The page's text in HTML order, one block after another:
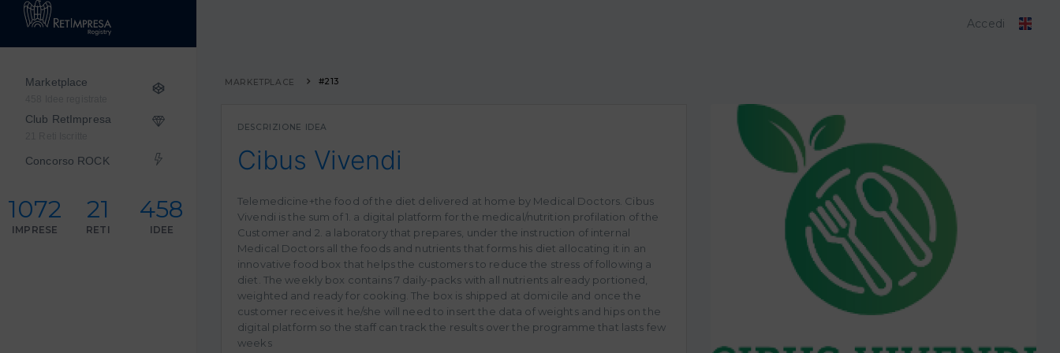
Marketplace
Club RetImpresa
Concorso ROCK
1072
IMPRESE
21
RETI
458
IDEE
Accedi
MARKETPLACE #213
DESCRIZIONE IDEA
Cibus Vivendi
Telemedicine+the food of the diet delivered at home by Medical Doctors. Cibus
Vivendi is the sum of 1. a digital platform for the medical/nutrition profilation of the
Customer and 2. a laboratory that prepares, under the instruction of internal
Medical Doctors all the foods and nutrients that forms his diet allocating it in an
innovative food box that helps the customers to reduce the stress of following a
diet. The weekly box contains 7 daily-packs with all nutrients already portioned,
weighted and ready for cooking. The box is shipped at domicile and once the
customer receives it he/she will need to insert the data of weights and hips on the
digital platform so the staff can track the results over the programme that lasts few
weeks